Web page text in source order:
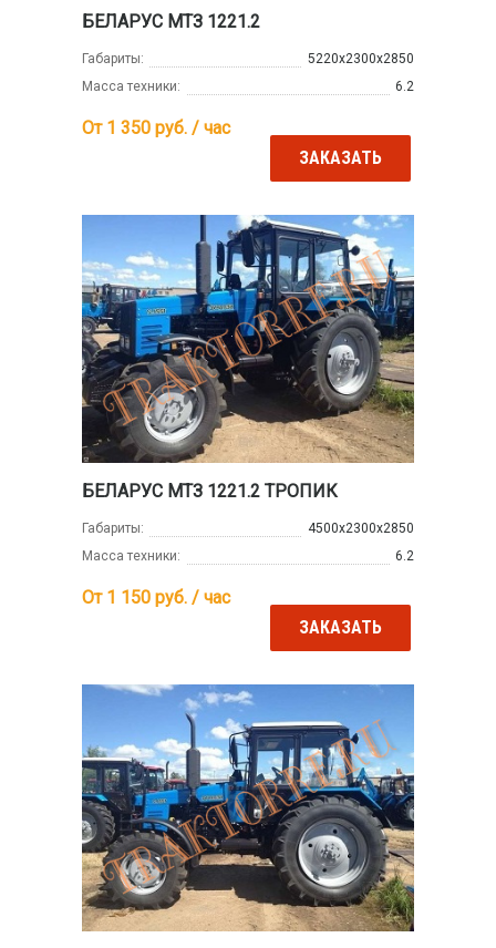
БЕЛАРУС МТЗ 1221.2
Габариты:
5220x2300x2850
Масса техники:
6.2
От 1 350 руб. / час
ЗАКАЗАТЬ
БЕЛАРУС МТЗ 1221.2 ТРОПИК
Габариты:
4500х2300х2850
Масса техники:
6.2
От 1 150 руб. / час
ЗАКАЗАТЬ